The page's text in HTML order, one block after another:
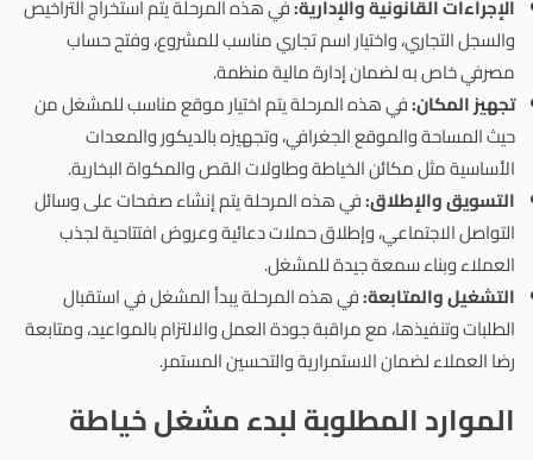
الإجراءات القانونية والإدارية:في هذه المرحلة يتم استخراج التراخيص
والسجل التجاري، واختيار اسم تجاري مناسب للمشروع، وفتح حساب
مصرفي خاص به لضمان إدارة مالية منظمة.
تجهيز المكان:في هذه المرحلة يتم اختيار موقع مناسب للمشغل من
حيث المساحة والموقع الجغرافي، وتجهيزه بالديكور والمعدات
الأساسية مثل مكائن الخياطة وطاولات القص والمكواة البخارية.
التسويق والإطلاق:في هذه المرحلة يتم إنشاء صفحات على وسائل
التواصل الاجتماعي، وإطلاق حملات دعائية وعروض افتتاحية لجذب
العملاء وبناء سمعة جيدة للمشغل.
التشغيل والمتابعة:في هذه المرحلة يبدأ المشغل في استقبال
الطلبات وتنفيذها، مع مراقبة جودة العمل والالتزام بالمواعيد، ومتابعة
رضا العملاء لضمان الاستمرارية والتحسين المستمر.
الموارد المطلوبة لبدء مشغل خياطة